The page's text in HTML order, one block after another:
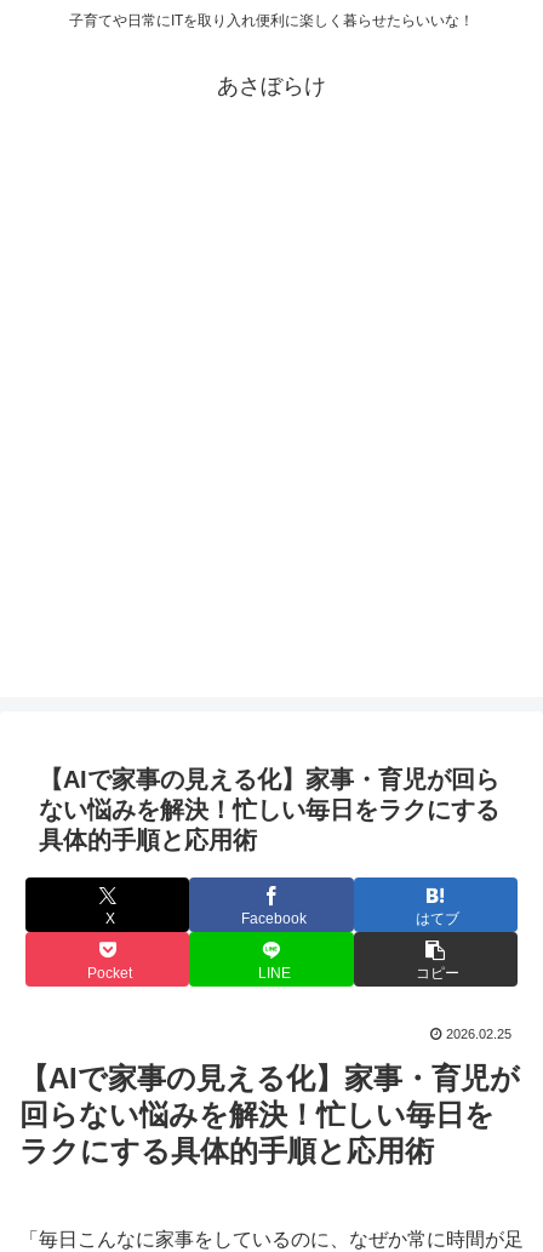
子育てや日常にITを取り入れ便利に楽しく暮らせたらいいな！
あさぼらけ
【AIで家事の見える化】家事・育児が回ら
ない悩みを解決！忙しい毎日をラクにする
具体的手順と応用術
X Facebook はてブ
Pocket LINE コピー
2026.02.25
【AIで家事の見える化】家事・育児が
回らない悩みを解決！忙しい毎日を
ラクにする具体的手順と応用術
「毎日こんなに家事をしているのに、なぜか常に時間が足